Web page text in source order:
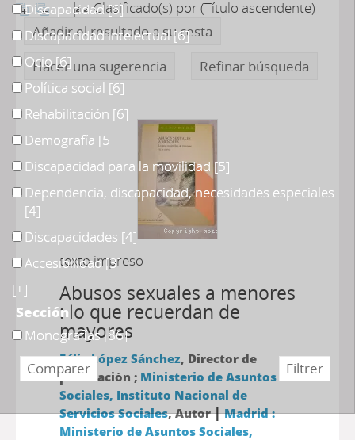
Clasificado(s) por(Título ascendente)
Añadir el resultado a su cesta
Hacer una sugerencia
Refinar búsqueda
texto impreso
Abusos sexuales a menores
: lo que recuerdan de
mayores
Félix López Sánchez, Director de
publicación ; Ministerio de Asuntos
Sociales, Instituto Nacional de
Servicios Sociales, Autor|Madrid :
Ministerio de Asuntos Sociales,
Discapacidad[6]
Discapacidad intelectual[6]
Ocio[6]
Política social [6]
Rehabilitación [6]
Demografía [5]
Discapacidad para la movilidad [5]
Dependencia, discapacidad, necesidades especiales
[4]
Discapacidades [4]
Accesibilidad[3]
[+]
Sección
Monografías[86]